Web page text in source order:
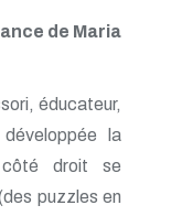
de Maria
éducateur,
la
côté droit se
puzzles en